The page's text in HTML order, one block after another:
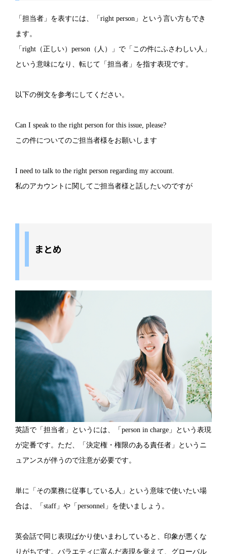
「担当者」を表すには、「right person」という言い方もでき
ます。
「right（正しい）person（人）」で「この件にふさわしい人」
という意味になり、転じて「担当者」を指す表現です。
以下の例文を参考にしてください。
Can I speak to the right person for this issue, please?
この件についてのご担当者様をお願いします
I need to talk to the right person regarding my account.
私のアカウントに関してご担当者様と話したいのですが
まとめ
英語で「担当者」というには、「person in charge」という表現
が定番です。ただ、「決定権・権限のある責任者」というニ
ュアンスが伴うので注意が必要です。
単に「その業務に従事している人」という意味で使いたい場
合は、「staff」や「personnel」を使いましょう。
英会話で同じ表現ばかり使いまわしていると、印象が悪くな
りがちです。バラエティに富んだ表現を覚えて、グローバル